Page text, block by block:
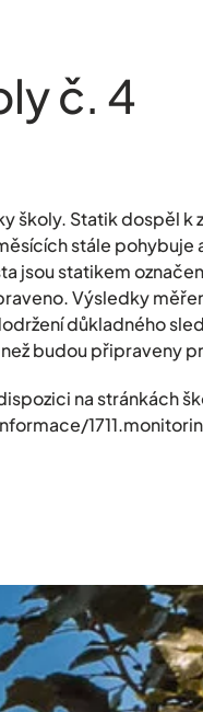
č. 4
školy. Statik dospěl k
stále pohybuje
jsou statikem
Výsledky
důkladného
budou připraveny
na stránkách